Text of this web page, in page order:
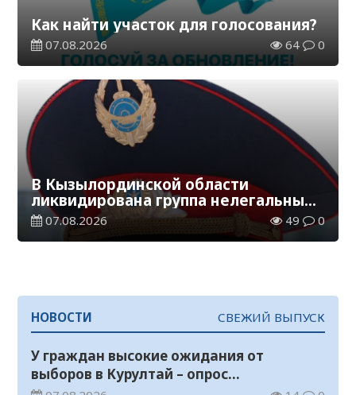
Как найти участок для голосования?
07.08.2026 64 0
В Кызылординской области
ликвидирована группа нелегальных
добытчиков золота
07.08.2026 49 0
НОВОСТИ СВЕЖИЙ ВЫПУСК
У граждан высокие ожидания от
выборов в Курултай – опрос